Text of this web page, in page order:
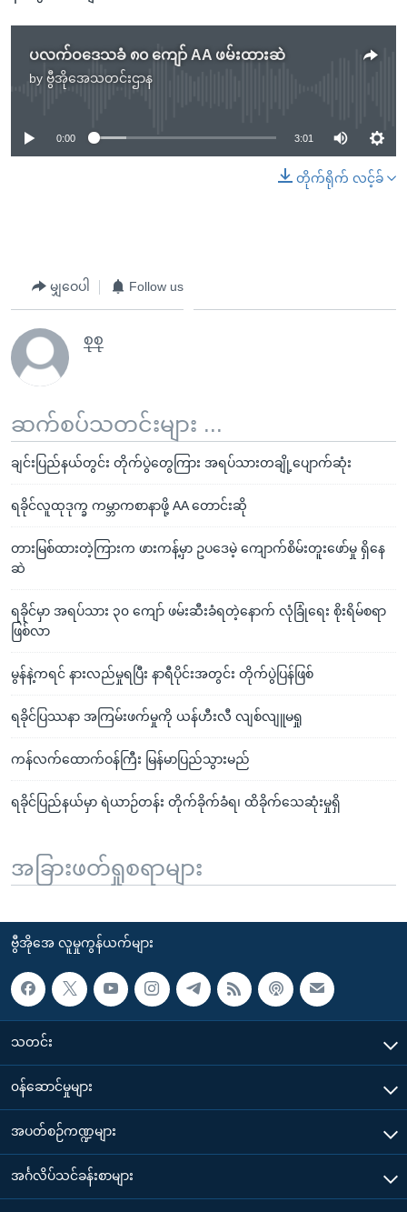
ပလက်ဝဒေသခံ ၈၀ ကျော် AA ဖမ်းထားဆဲ
by ဗွီအိုအေသတင်းဌာန
No media source currently available
0:00 3:01
တိုက်ရိုက် လင့်ခ်
မျှဝေပါ Follow us
စုစု
ဆက်စပ်သတင်းများ ...
ချင်းပြည်နယ်တွင်း တိုက်ပွဲတွေကြား အရပ်သားတချို့ပျောက်ဆုံး
ရခိုင်လူထုဒုက္ခ ကမ္ဘာကစာနာဖို့ AA တောင်းဆို
တားမြစ်ထားတဲ့ကြားက ဖားကန့်မှာ ဥပဒေမဲ့ ကျောက်စိမ်းတူးဖော်မှု ရှိနေ
ဆဲ
ရခိုင်မှာ အရပ်သား ၃၀ ကျော် ဖမ်းဆီးခံရတဲ့နောက် လုံခြုံရေး စိုးရိမ်စရာ
ဖြစ်လာ
မွန်နဲ့ကရင် နားလည်မှုရပြီး နာရီပိုင်းအတွင်း တိုက်ပွဲပြန်ဖြစ်
ရခိုင်ပြဿနာ အကြမ်းဖက်မှုကို ယန်ဟီးလီ လျစ်လျူမရှု
ကန်လက်ထောက်ဝန်ကြီး မြန်မာပြည်သွားမည်
ရခိုင်ပြည်နယ်မှာ ရဲယာဉ်တန်း တိုက်ခိုက်ခံရ၊ ထိခိုက်သေဆုံးမှုရှိ
အခြားဖတ်ရှုစရာများ
ဗွီအိုအေ လူမှုကွန်ယက်များ
သတင်း
၀န်ဆောင်မှုများ
အပတ်စဉ်ကဏ္ဍများ
အင်္ဂလိပ်သင်ခန်းစာများ